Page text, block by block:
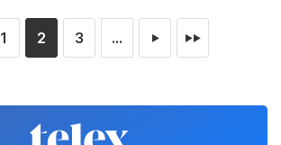
1 2 3 ... ► ►►